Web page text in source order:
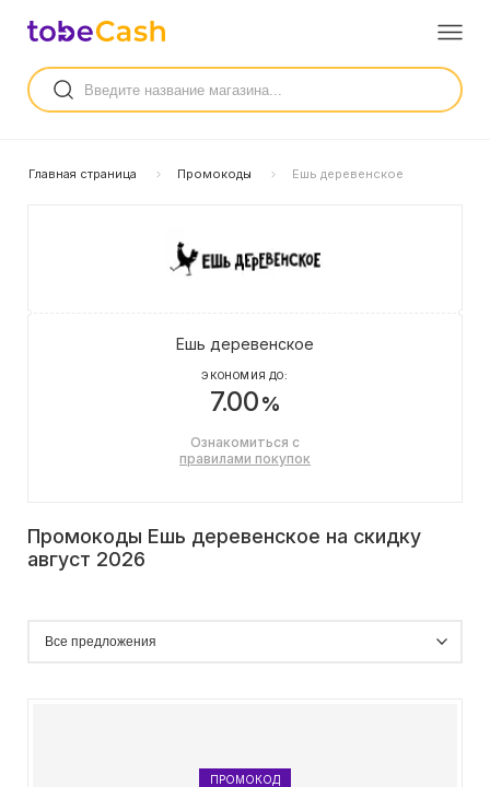
Главная страница Промокоды Ешь деревенское
Ешь деревенское
ЭКОНОМИЯ ДО:
7.00%
Ознакомиться с
правилами покупок
Промокоды Ешь деревенское на скидку
август 2026
ПРОМОКОД